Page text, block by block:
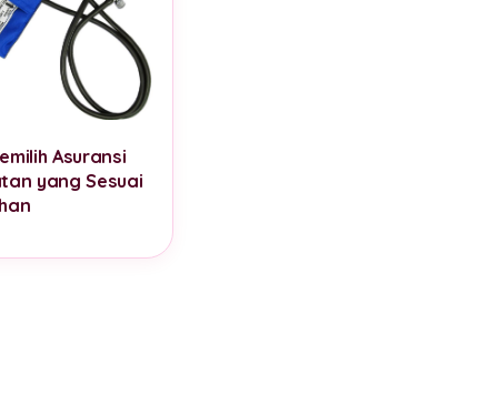
Asuransi
yang Sesuai